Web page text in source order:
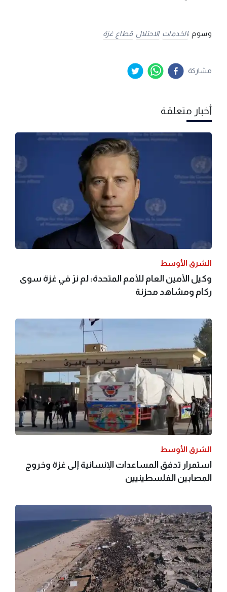
وسوم :الخدمات الاحتلال قطاع غزة
مشاركة
أخبار متعلقة
الشرق الأوسط
وكيل الأمين العام للأمم المتحدة: لم نرَ في غزة سوى
ركام ومشاهد محزنة
الشرق الأوسط
استمرار تدفق المساعدات الإنسانية إلى غزة وخروج
المصابين الفلسطينيين